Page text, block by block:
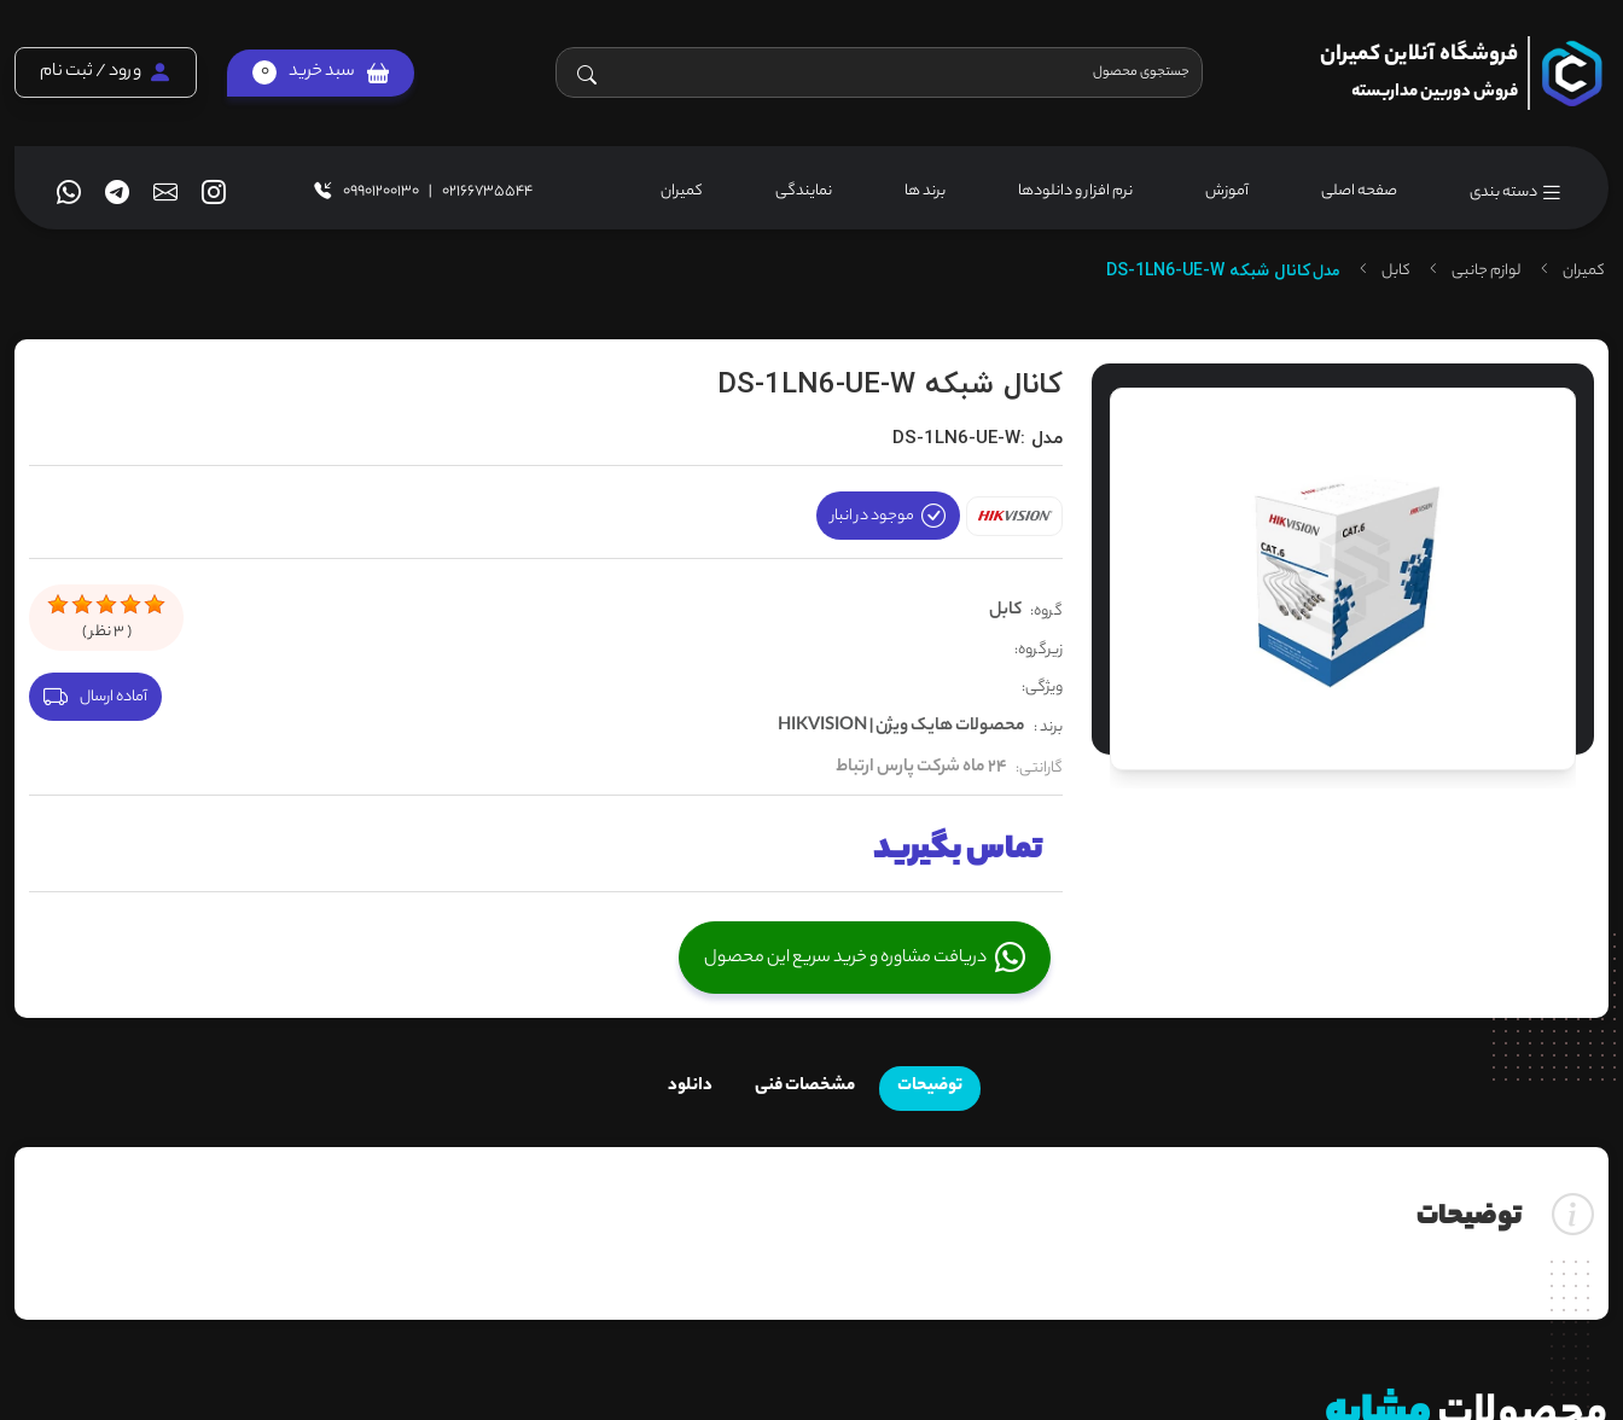
فروشگاه آنلاین کمیران
فروش دوربین مداربسته
سبد خرید 0 ورود / ثبت نام
دسته بندی صفحه اصلی آموزش نرم افزار و دانلودها برند ها نمایندگی کمیران 02166735544
|
09901200130
کمیران لوازم جانبی کابل مدلکانال شبکه DS-1LN6-UE-W
کانال شبکه DS-1LN6-UE-W
مدل :DS-1LN6-UE-W
موجود در انبار
گروه: کابل
زیرگروه:
ویژگی:
برند : محصولات هایک ویژن | HIKVISION
گارانتی: 24 ماه شرکت پارس ارتباط
(
3نظر )
آماده ارسال
تماس بگیرید
دریافت مشاوره و خرید سریع این محصول
توضیحات مشخصات فنی دانلود
توضیحات